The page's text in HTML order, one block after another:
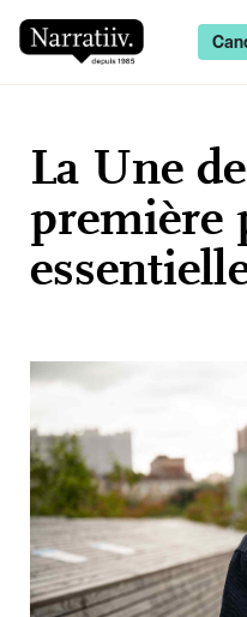
La Une
première